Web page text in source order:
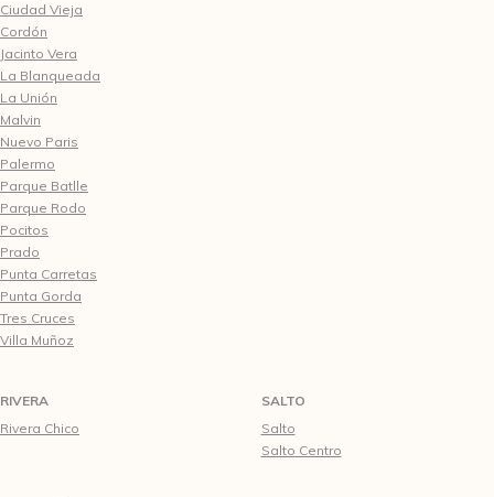
Ciudad Vieja
Cordón
Jacinto Vera
La Blanqueada
La Unión
Malvin
Nuevo Paris
Palermo
Parque Batlle
Parque Rodo
Pocitos
Prado
Punta Carretas
Punta Gorda
Tres Cruces
Villa Muñoz
RIVERA
Rivera Chico
SALTO
Salto
Salto Centro